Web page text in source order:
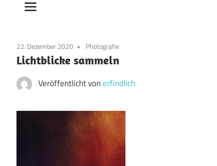
22. Dezember 2020 Photografie
Lichtblicke sammeln
Veröffentlicht vonerfindlich